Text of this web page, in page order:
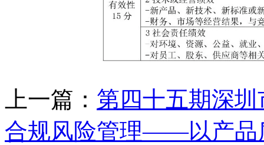
上一篇： 第四十五期深
合规风险管理——以产品